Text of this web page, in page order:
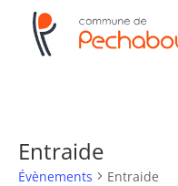
Entraide
Évènements Entraide